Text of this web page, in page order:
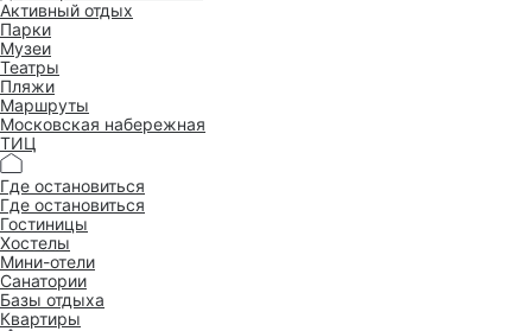
Активный отдых
Парки
Музеи
Театры
Пляжи
Маршруты
Московская набережная
ТИЦ
Где остановиться
Где остановиться
Гостиницы
Хостелы
Мини-отели
Санатории
Базы отдыха
Квартиры